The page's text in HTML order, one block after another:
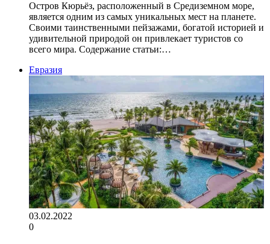
Остров Кюрьёз, расположенный в Средиземном море,
является одним из самых уникальных мест на планете.
Своими таинственными пейзажами, богатой историей и
удивительной природой он привлекает туристов со
всего мира. Содержание статьи:…
Евразия
03.02.2022
0